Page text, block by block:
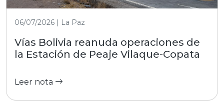
06/07/2026 | La Paz
Vías Bolivia reanuda operaciones de
la Estación de Peaje Vilaque-Copata
Leer nota